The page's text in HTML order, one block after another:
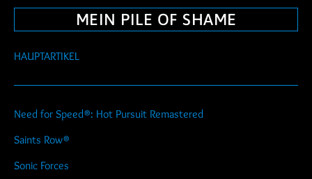
MEIN PILE OF SHAME
HAUPTARTIKEL
Need for Speed®: Hot Pursuit Remastered
Saints Row®
Sonic Forces